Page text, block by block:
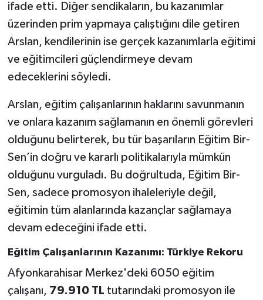
ifade etti. Diğer sendikaların, bu kazanımlar
üzerinden prim yapmaya çalıştığını dile getiren
Arslan, kendilerinin ise gerçek kazanımlarla eğitimi
ve eğitimcileri güçlendirmeye devam
edeceklerini söyledi.
Arslan, eğitim çalışanlarının haklarını savunmanın
ve onlara kazanım sağlamanın en önemli görevleri
olduğunu belirterek, bu tür başarıların Eğitim Bir-
Sen’in doğru ve kararlı politikalarıyla mümkün
olduğunu vurguladı. Bu doğrultuda, Eğitim Bir-
Sen, sadece promosyon ihaleleriyle değil,
eğitimin tüm alanlarında kazançlar sağlamaya
devam edeceğini ifade etti.
Eğitim Çalışanlarının Kazanımı: Türkiye Rekoru
Afyonkarahisar Merkez'deki 6050 eğitim
çalışanı, 79.910 TL tutarındaki promosyon ile